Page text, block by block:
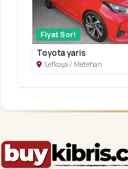
Fiyat Sor!
Toyota yaris
Lefkoşa / Metehan